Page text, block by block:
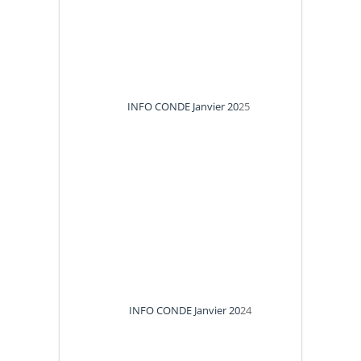
INFO CONDE Janvier 2025
INFO CONDE Janvier 2024